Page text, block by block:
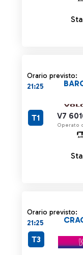
Orario previsto:
21:25
V7
Operato
T1
Orario previsto:
21:25
T3